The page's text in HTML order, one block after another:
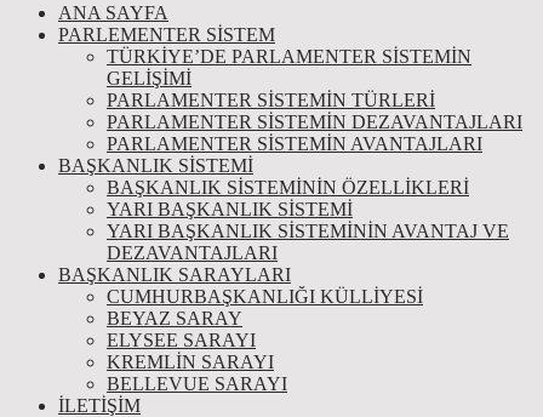
ANA SAYFA
PARLEMENTER SİSTEM
TÜRKIYE’DE PARLAMENTER SISTEMIN
GELIŞIMI
PARLAMENTER SİSTEMİN TÜRLERİ
PARLAMENTER SİSTEMİN DEZAVANTAJLARI
PARLAMENTER SİSTEMİN AVANTAJLARI
BAŞKANLIK SİSTEMİ
BAŞKANLIK SISTEMININ ÖZELLIKLERI
YARI BAŞKANLIK SISTEMI
YARI BAŞKANLIK SISTEMININ AVANTAJ VE
DEZAVANTAJLARI
BAŞKANLIK SARAYLARI
CUMHURBAŞKANLIĞI KÜLLİYESİ
BEYAZ SARAY
ELYSEE SARAYI
KREMLIN SARAYI
BELLEVUE SARAYI
İLETIŞIM